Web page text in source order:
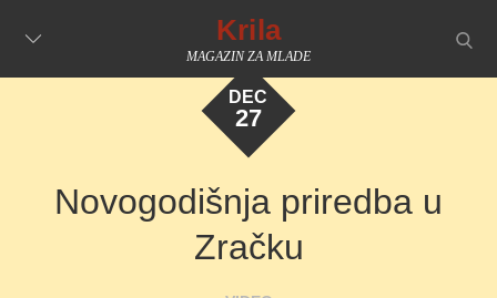
Krila
MAGAZIN ZA MLADE
DEC
27
Novogodišnja priredba u
Zračku